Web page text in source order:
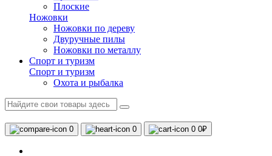
Плоские
Ножовки
Ножовки по дереву
Двуручные пилы
Ножовки по металлу
Спорт и туризм
Спорт и туризм
Охота и рыбалка
0 0 0 0₽